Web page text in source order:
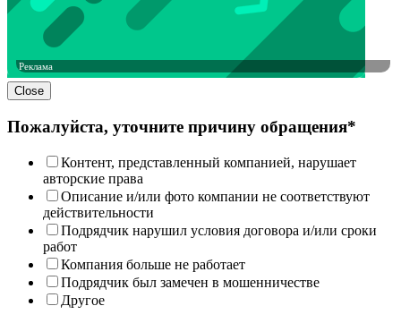
Реклама
Close
Пожалуйста, уточните причину обращения*
Контент, представленный компанией, нарушает
авторские права
Описание и/или фото компании не соответствуют
действительности
Подрядчик нарушил условия договора и/или сроки
работ
Компания больше не работает
Подрядчик был замечен в мошенничестве
Другое